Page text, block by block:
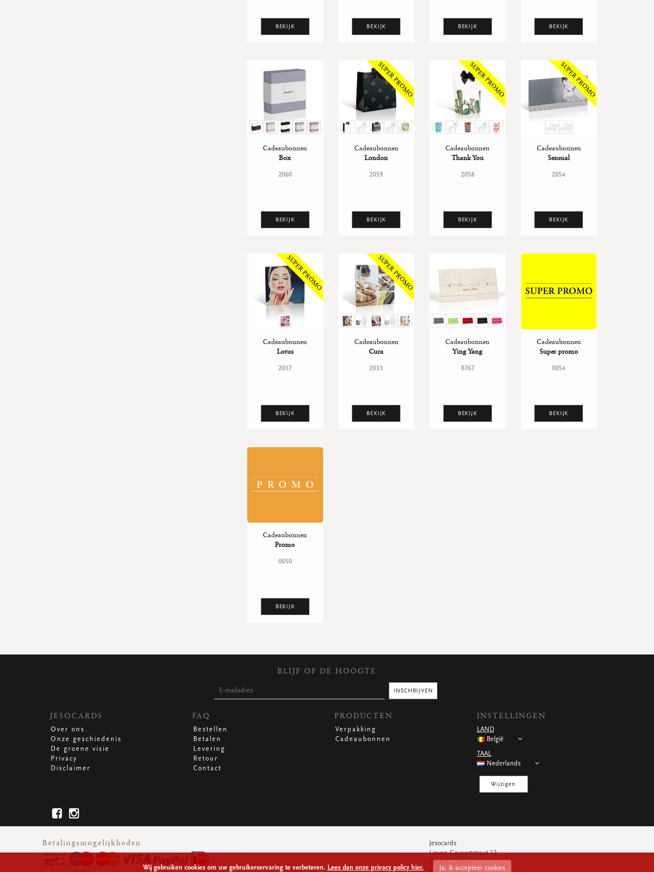
BEKIJK BEKIJK BEKIJK BEKIJK
Cadeaubonnen
Box
2060
BEKIJK
Cadeaubonnen
London
2059
BEKIJK
Cadeaubonnen
Thank You
2058
BEKIJK
Cadeaubonnen
Sensual
2054
BEKIJK
Cadeaubonnen
Lotus
2037
BEKIJK
Cadeaubonnen
Cura
2033
BEKIJK
Cadeaubonnen
Ying Yang
0767
BEKIJK
Cadeaubonnen
Super promo
0054
BEKIJK
Cadeaubonnen
Promo
0050
BEKIJK
BLIJF OP DE HOOGTE
INSCHRIJVEN
JESOCARDS
Over ons
Onze geschiedenis
De groene visie
Privacy
Disclaimer
FAQ
Bestellen
Betalen
Levering
Retour
Contact
PRODUCTEN
Verpakking
Cadeaubonnen
INSTELLINGEN
LAND
België
TAAL
Nederlands
Wijzigen
Betalingsmogelijkheden
Jesocards
Lieven Gevaertstraat 12
2950 Kapellen
Wij gebruiken cookies om uw gebruikerservaring te verbeteren. Lees dan onze privacy policy hier. Ja, ik accepteer cookies